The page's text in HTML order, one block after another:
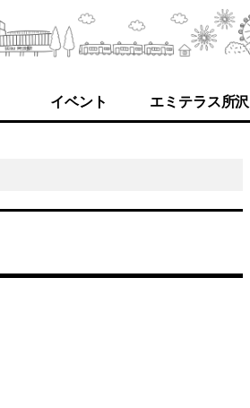
イベント エミテラス所沢